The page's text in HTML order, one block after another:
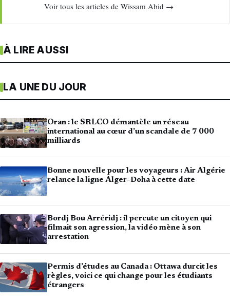
Voir tous les articles de Wissam Abid →
À LIRE AUSSI
LA UNE DU JOUR
Oran : le SRLCO démantèle un réseau
international au cœur d’un scandale de 7 000
milliards
Bonne nouvelle pour les voyageurs : Air Algérie
relance la ligne Alger–Doha à cette date
Bordj Bou Arréridj : il percute un citoyen qui
filmait son agression, la vidéo mène à son
arrestation
Permis d’études au Canada : Ottawa durcit les
règles, voici ce qui change pour les étudiants
étrangers